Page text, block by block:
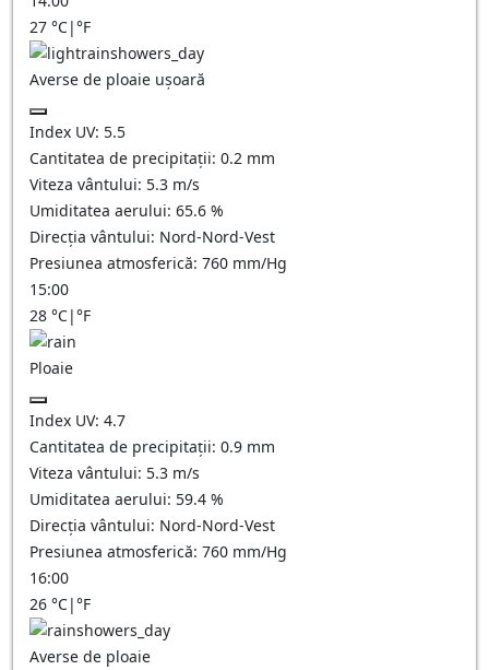
27 °C|°F
Averse de ploaie ușoară
Index UV: 5.5
Cantitatea de precipitații: 0.2 mm
Viteza vântului: 5.3 m/s
Umiditatea aerului: 65.6 %
Direcția vântului: Nord-Nord-Vest
Presiunea atmosferică: 760 mm/Hg
15:00
28 °C|°F
Ploaie
Index UV: 4.7
Cantitatea de precipitații: 0.9 mm
Viteza vântului: 5.3 m/s
Umiditatea aerului: 59.4 %
Direcția vântului: Nord-Nord-Vest
Presiunea atmosferică: 760 mm/Hg
16:00
26 °C|°F
Averse de ploaie